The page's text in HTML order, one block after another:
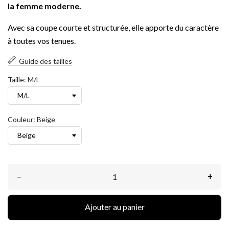
la femme moderne.
Avec sa coupe courte et structurée, elle apporte du caractère
à toutes vos tenues.
Guide des tailles
Taille: M/L
Couleur: Beige
– +
Ajouter au panier